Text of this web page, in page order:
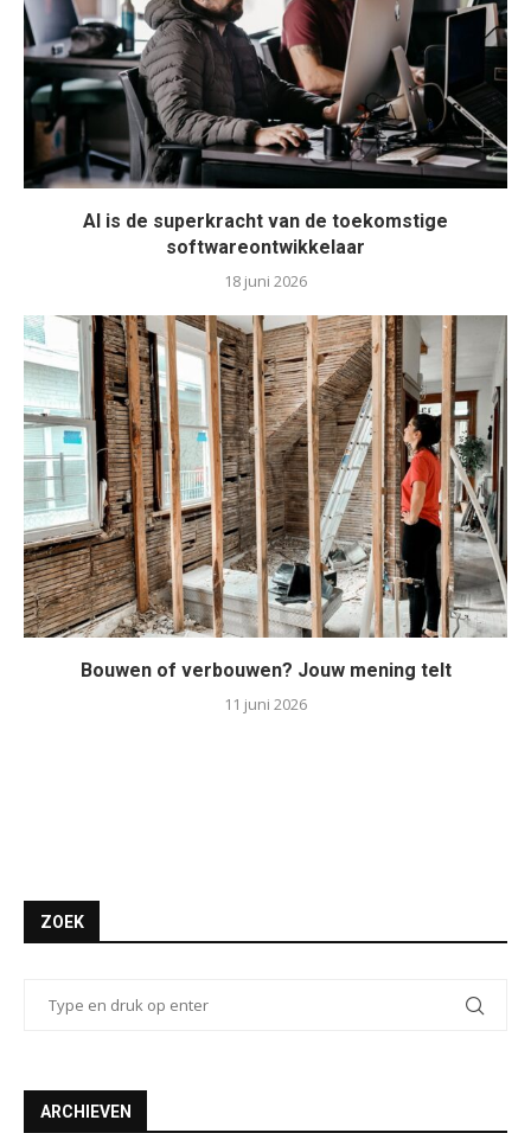
AI is de superkracht van de toekomstige
softwareontwikkelaar
18 juni 2026
Bouwen of verbouwen? Jouw mening telt
11 juni 2026
ZOEK
ARCHIEVEN